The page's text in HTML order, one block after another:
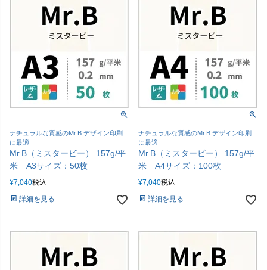
ナチュラルな質感のMr.B デザイン印刷
に最適
Mr.B（ミスタービー） 157g/平
米 A3サイズ：50枚
¥7,040税込
詳細を見る
ナチュラルな質感のMr.B デザイン印刷
に最適
Mr.B（ミスタービー） 157g/平
米 A4サイズ：100枚
¥7,040税込
詳細を見る